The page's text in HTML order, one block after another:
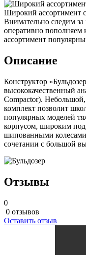
Широкий ассортимент
Внимательно следим
оперативно пополняем
ассортимент
Описание
Конструктор
высококачественный
Compactor).
комплект позволит
популярных моделей
корпусом, широким
шипованными
сочетании с большой
Отзывы
0
0 отзывов
Оставить отзыв